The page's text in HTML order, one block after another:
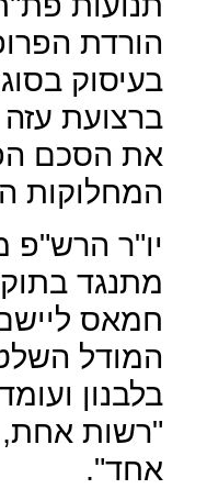
הורדת
בעיסוק
ברצועת
את הסכם
המחלוקות
יו"ר
מתנגד
חמאס
המודל
בלבנון
"רשות אחת,
אחד".